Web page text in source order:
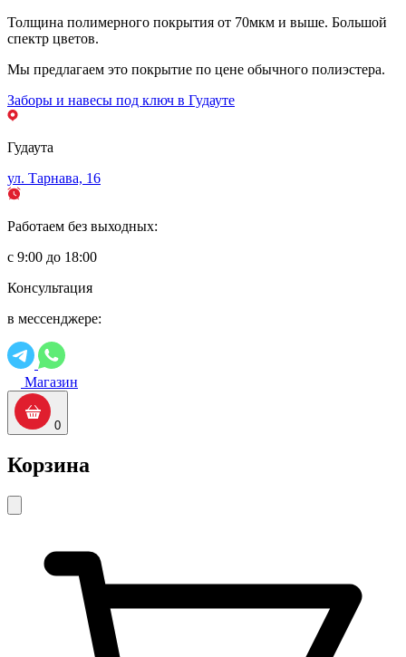
Толщина полимерного покрытия от 70мкм и выше. Большой
спектр цветов.
Мы предлагаем это покрытие по цене обычного полиэстера.
Заборы и навесы под ключ в Гудауте
Гудаута
ул. Тарнава, 16
Работаем без выходных:
с 9:00 до 18:00
Консультация
в мессенджере:
Магазин
0
Корзина